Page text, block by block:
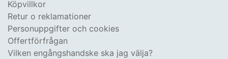
Köpvillkor
Retur o reklamationer
Personuppgifter och cookies
Offertförfrågan
Vilken engångshandske ska jag välja?